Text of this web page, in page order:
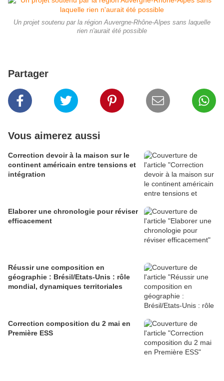
Un projet soutenu par la région Auvergne-Rhône-Alpes sans laquelle
rien n'aurait été possible
Partager
Vous aimerez aussi
Correction devoir à la maison sur le
continent américain entre tensions et
intégration
Elaborer une chronologie pour réviser
efficacement
Réussir une composition en
géographie : Brésil/Etats-Unis : rôle
mondial, dynamiques territoriales
Correction composition du 2 mai en
Première ESS